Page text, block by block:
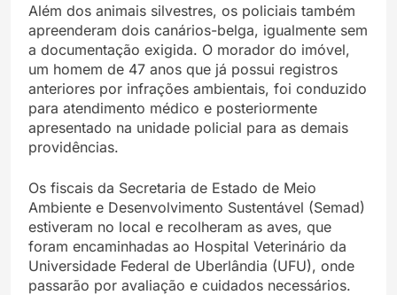
Além dos animais silvestres, os policiais também
apreenderam dois canários-belga, igualmente sem
a documentação exigida. O morador do imóvel,
um homem de 47 anos que já possui registros
anteriores por infrações ambientais, foi conduzido
para atendimento médico e posteriormente
apresentado na unidade policial para as demais
providências.
Os fiscais da Secretaria de Estado de Meio
Ambiente e Desenvolvimento Sustentável (Semad)
estiveram no local e recolheram as aves, que
foram encaminhadas ao Hospital Veterinário da
Universidade Federal de Uberlândia (UFU), onde
passarão por avaliação e cuidados necessários.